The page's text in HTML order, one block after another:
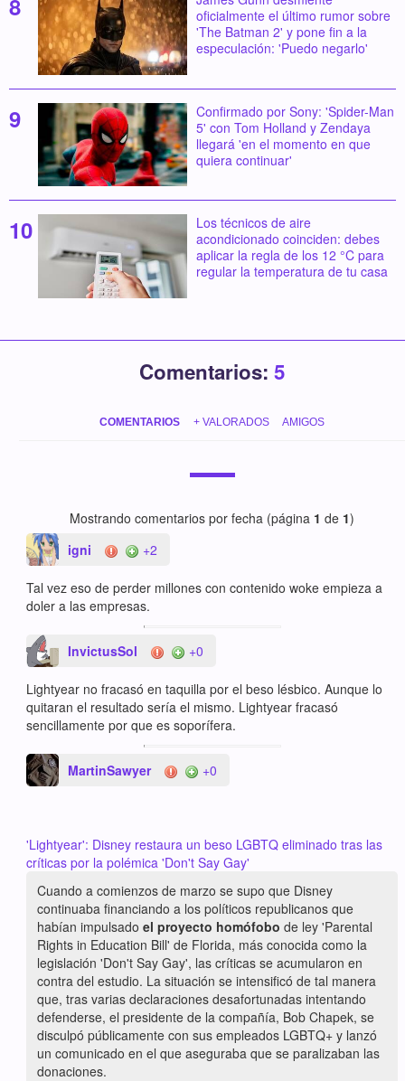
oficialmente el último rumor sobre
'The Batman 2' y pone fin a la
especulación: 'Puedo negarlo'
Confirmado por Sony: 'Spider-Man
5' con Tom Holland y Zendaya
llegará 'en el momento en que
quiera continuar'
Los técnicos de aire
acondicionado coinciden: debes
aplicar la regla de los 12 °C para
regular la temperatura de tu casa
Comentarios: 5
COMENTARIOS + VALORADOS AMIGOS
Mostrando comentarios por fecha (página 1 de 1)
igni
+2
Tal vez eso de perder millones con contenido woke empieza a
doler a las empresas.
InvictusSol +0
Lightyear no fracasó en taquilla por el beso lésbico. Aunque lo
quitaran el resultado sería el mismo. Lightyear fracasó
sencillamente por que es soporífera.
MartinSawyer +0
'Lightyear': Disney restaura un beso LGBTQ eliminado tras las
críticas por la polémica 'Don't Say Gay'
Cuando a comienzos de marzo se supo que Disney
continuaba financiando a los políticos republicanos que
habían impulsado el proyecto homófobo de ley 'Parental
Rights in Education Bill' de Florida, más conocida como la
legislación 'Don't Say Gay', las críticas se acumularon en
contra del estudio. La situación se intensificó de tal manera
que, tras varias declaraciones desafortunadas intentando
defenderse, el presidente de la compañía, Bob Chapek, se
disculpó públicamente con sus empleados LGBTQ+ y lanzó
un comunicado en el que aseguraba que se paralizaban las
donaciones.